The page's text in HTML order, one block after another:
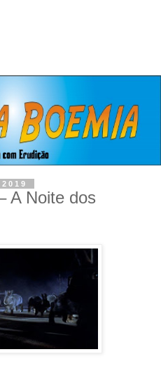
A Noite dos